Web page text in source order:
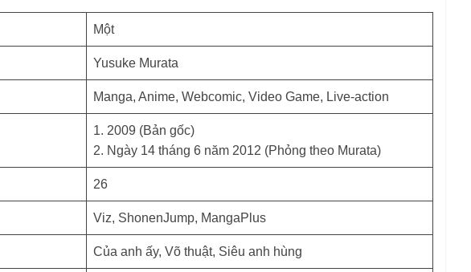
Một
Yusuke Murata
Manga, Anime, Webcomic, Video Game, Live-action
1. 2009 (Bản gốc)
2. Ngày 14 tháng 6 năm 2012 (Phỏng theo Murata)
26
Viz, ShonenJump, MangaPlus
Của anh ấy, Võ thuật, Siêu anh hùng